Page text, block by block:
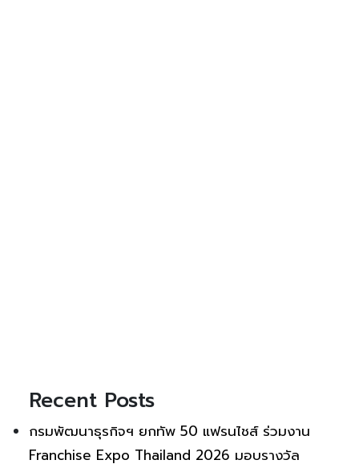
Recent Posts
กรมพัฒนาธุรกิจฯ ยกทัพ 50 แฟรนไชส์ ร่วมงาน
Franchise Expo Thailand 2026 มอบรางวัล